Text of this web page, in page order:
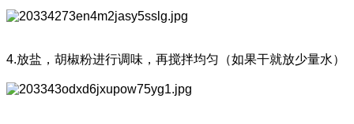
4.放盐，胡椒粉进行调味，再搅拌均匀（如果干就放少量水）